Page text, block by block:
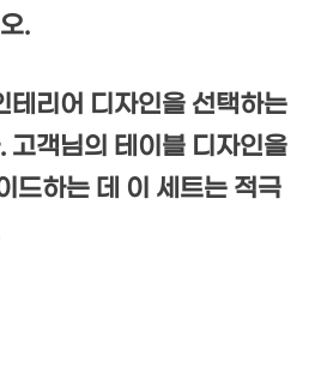
.
테리어 디자인을 선택하는
고객님의 테이블 디자인을
드하는 데 이 세트는 적극